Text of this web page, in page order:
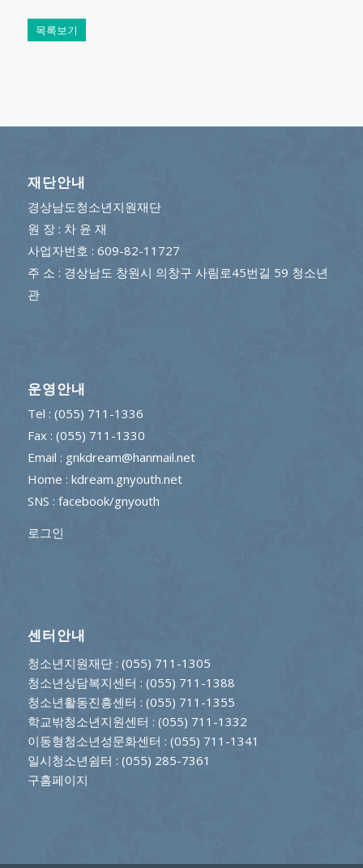
목록보기
재단안내
경상남도청소년지원재단
원 장 : 차 윤 재
사업자번호 : 609-82-11727
주 소 : 경상남도 창원시 의창구 사림로45번길 59 청소년
관
운영안내
Tel : (055) 711-1336
Fax : (055) 711-1330
Email : gnkdream@hanmail.net
Home : kdream.gnyouth.net
SNS : facebook/gnyouth
로그인
센터안내
청소년지원재단: (055) 711-1305
청소년상담복지센터 : (055) 711-1388
청소년활동진흥센터 : (055) 711-1355
학교밖청소년지원센터 : (055) 711-1332
이동형청소년성문화센터 : (055) 711-1341
일시청소년쉼터 : (055) 285-7361
구홈페이지